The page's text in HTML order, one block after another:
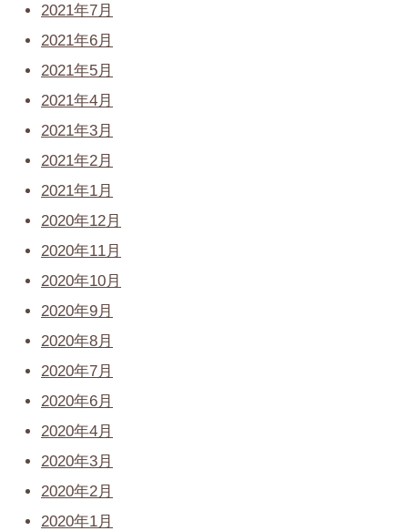
2021年7月
2021年6月
2021年5月
2021年4月
2021年3月
2021年2月
2021年1月
2020年12月
2020年11月
2020年10月
2020年9月
2020年8月
2020年7月
2020年6月
2020年4月
2020年3月
2020年2月
2020年1月